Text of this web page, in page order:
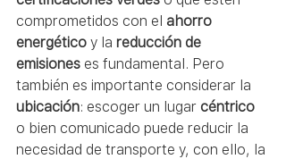
comprometidos con el ahorro
energético y la reducción de
emisiones es fundamental. Pero
también es importante considerar la
ubicación: escoger un lugar céntrico
o bien comunicado puede reducir la
necesidad de transporte y, con ello, la